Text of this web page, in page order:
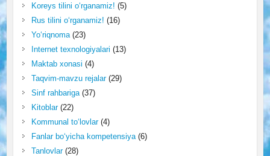
Koreys tilini o‘rganamiz! (5)
Rus tilini o‘rganamiz! (16)
Yo‘riqnoma(23)
Internet texnologiyalari (13)
Maktab xonasi (4)
Taqvim-mavzu rejalar(29)
Sinf rahbariga(37)
Kitoblar(22)
Kommunal to‘lovlar(4)
Fanlar bo‘yicha kompetensiya(6)
Tanlovlar(28)